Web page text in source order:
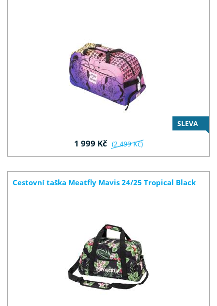
SLEVA
1 999 Kč (2 499 Kč)
Cestovní taška Meatfly Mavis 24/25 Tropical Black